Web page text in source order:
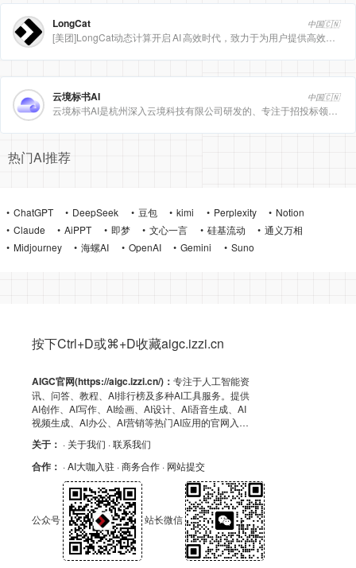
LongCat 中国🇨🇳
云境标书AI 中国🇨🇳
热门AI推荐
ChatGPT DeepSeek 豆包 kimi Perplexity
Notion
Claude
AiPPT 即梦 文心一言 硅基流动
通义万相
Midjourney
海螺AI OpenAI Gemini Suno
按下Ctrl+D或⌘+D收藏aigc.izzi.cn
AIGC官网(https://aigc.izzi.cn/)： 专注于人工智能资
讯、问答、教程、AI排行榜及多种AI工具服务。提供
AI创作、AI写作、AI绘画、AI设计、AI语音生成、AI
视频生成、AI办公、AI营销等热门AI应用的官网入
API导航，助力高效AI体验！
关于： · 关于我们 · 联系我们
合作： · AI大咖入驻 · 商务合作 · 网站提交
公众号 站长微信